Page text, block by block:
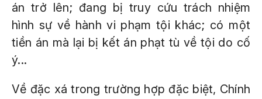
án trở lên; đang bị truy cứu trách nhiệm
hình sự về hành vi phạm tội khác; có một
tiền án mà lại bị kết án phạt tù về tội do cố
ý...
Về đặc xá trong trường hợp đặc biệt, Chính